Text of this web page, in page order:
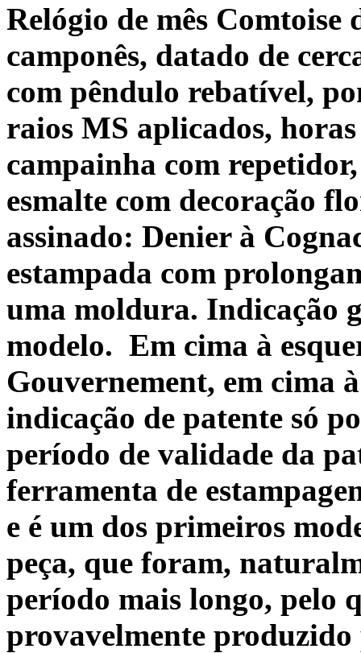
Relógio de mês Comtoise
camponês, datado de
com pêndulo rebatível,
raios MS aplicados,
campainha com
esmalte com decoração
assinado: Denier à
estampada com
uma moldura. Indicação
modelo. Em cima à
Gouvernement, em cima
indicação de patente só
período de validade da
ferramenta de
e é um dos primeiros
peça, que foram,
período mais longo, pelo
provavelmente